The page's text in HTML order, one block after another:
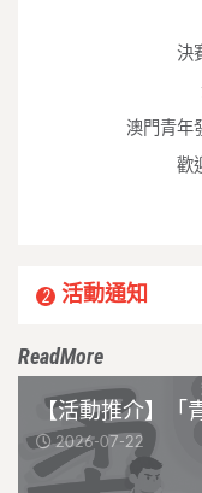
決
澳門青年
歡
2 活動通知
ReadMore
【活動推介】
2026-07-22